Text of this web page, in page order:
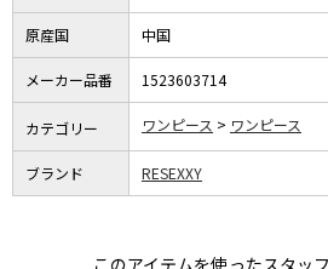
原産国 中国
メーカー品番 1523603714
カテゴリー ワンピース ワンピース
ブランド RESEXXY